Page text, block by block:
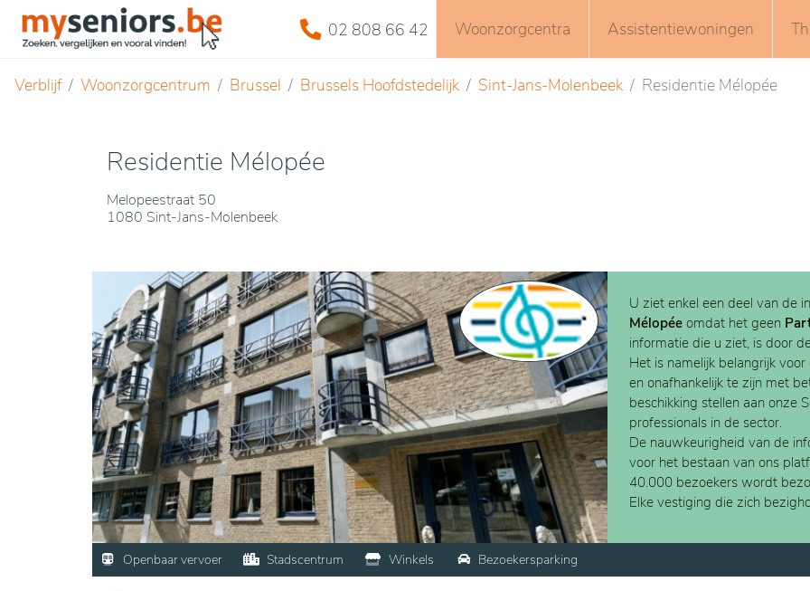
02 808 66 42 Woonzorgcentra Assistentiewoningen
Verblijf Woonzorgcentrum Brussel Brussels Hoofdstedelijk Sint-Jans-Molenbeek Residentie Mélopée
Residentie Mélopée
Melopeestraat 50
1080 Sint-Jans-Molenbeek
U ziet enkel een deel van de
Mélopée omdat het geen
informatie die u ziet, is door
Het is namelijk belangrijk
en onafhankelijk te zijn met
beschikking stellen aan onze
professionals in de sector.
De nauwkeurigheid van de
voor het bestaan van ons
40.000 bezoekers wordt
Elke vestiging die zich
Openbaar vervoer Stadscentrum Winkels Bezoekersparking